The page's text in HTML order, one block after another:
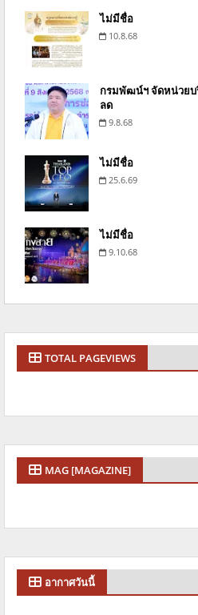
ไม่มีชื่อ
10.8.68
กรมพัฒน์ฯ จัดหน่วยบ
ลด
9.8.68
ไม่มีชื่อ
25.6.69
ไม่มีชื่อ
9.10.68
TOTAL PAGEVIEWS
MAG [MAGAZINE]
อากาศวันนี้